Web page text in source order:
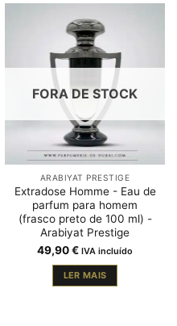
FORA DE STOCK
ARABIYAT PRESTIGE
Extradose Homme - Eau de
parfum para homem
(frasco preto de 100 ml) -
Arabiyat Prestige
49,90€ IVA incluído
LER MAIS